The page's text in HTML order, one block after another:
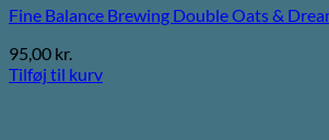
Fine Balance Brewing Double Oats &
95,00 kr.
Tilføj til kurv